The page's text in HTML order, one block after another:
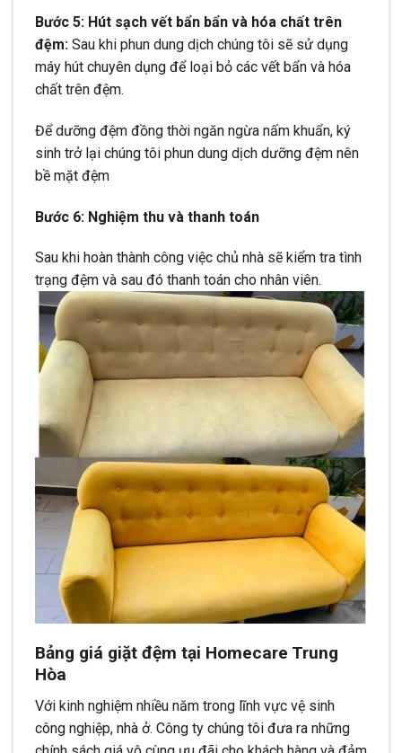
Bước 5: Hút sạch vết bẩn bẩn và hóa chất trên
đệm: Sau khi phun dung dịch chúng tôi sẽ sử dụng
máy hút chuyên dụng để loại bỏ các vết bẩn và hóa
chất trên đệm.
Để dưỡng đệm đồng thời ngăn ngừa nấm khuẩn, ký
sinh trở lại chúng tôi phun dung dịch dưỡng đệm nên
bề mặt đệm
Bước 6: Nghiệm thu và thanh toán
Sau khi hoàn thành công việc chủ nhà sẽ kiểm tra tình
trạng đệm và sau đó thanh toán cho nhân viên.
Bảng giá giặt đệm tại Homecare Trung
Hòa
Với kinh nghiệm nhiều năm trong lĩnh vực vệ sinh
công nghiệp, nhà ở. Công ty chúng tôi đưa ra những